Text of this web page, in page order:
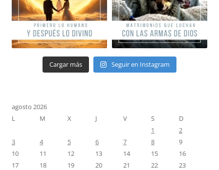
Cargar más Seguir en Instagram
agosto 2026
L
M X J V S
D
1
2
3
4 5 6 7 8
9
10
11 12 13 14 15
16
17
18 19 20 21 22
23